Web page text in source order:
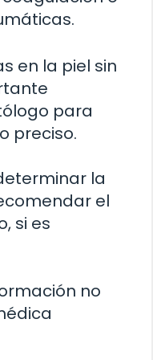
en la piel sin
para
preciso.
la
el
si es
no